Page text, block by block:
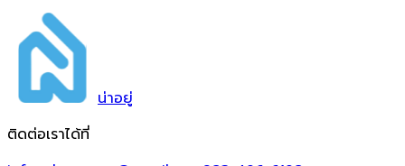
น่าอยู่
ติดต่อเราได้ที่